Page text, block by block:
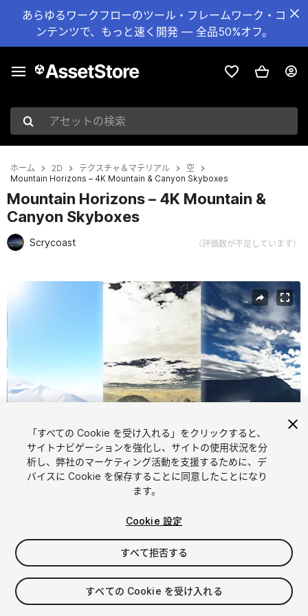
あらゆるワークフローのツール・フレームワーク・コ
ンテンツで、もっと速く開発 — 全品50%オフ。
アセットの検索
ホーム 2D テクスチャ＆マテリアル
空
Mountain Horizons – 4K Mountain & Canyon Skyboxes
Mountain Horizons – 4K Mountain &
Canyon Skyboxes
Scrycoast （評価数が不足しています）
現在のスライド：1 / 3
1
$7.90
「すべての Cookie を受け入れる」をクリックすると、
サイトナビゲーションを強化し、サイトの使用状況を分
析し、弊社のマーケティング活動を支援するために、デ
バイスに Cookie を保存することに同意したことになり
ます。
Cookie 設定
すべて拒否する
すべての Cookie を受け入れる